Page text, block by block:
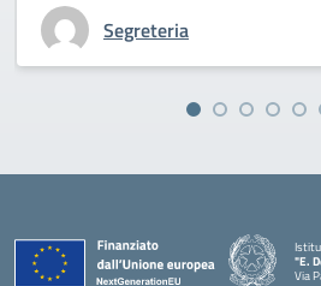
Segreteria
"E.
Via